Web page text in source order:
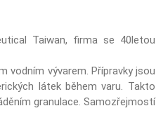
Taiwan, firma se 40letou
vodním vývarem. Přípravky jsou
látek během varu. Takto
granulace. Samozřejmostí